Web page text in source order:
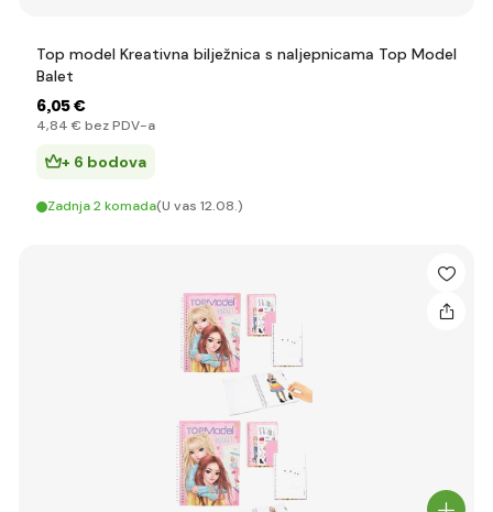
Top model Kreativna bilježnica s naljepnicama Top Model
Balet
6,05 €
4,84 € bez PDV-a
+ 6 bodova
Zadnja 2 komada(U vas 12.08.)